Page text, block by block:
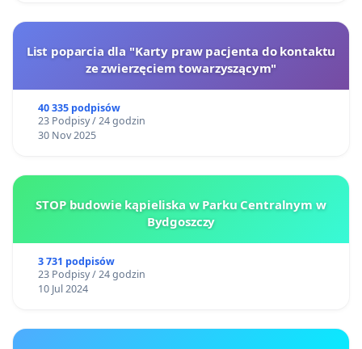
List poparcia dla "Karty praw pacjenta do kontaktu
ze zwierzęciem towarzyszącym"
40 335 podpisów
23 Podpisy / 24 godzin
30 Nov 2025
STOP budowie kąpieliska w Parku Centralnym w
Bydgoszczy
3 731 podpisów
23 Podpisy / 24 godzin
10 Jul 2024